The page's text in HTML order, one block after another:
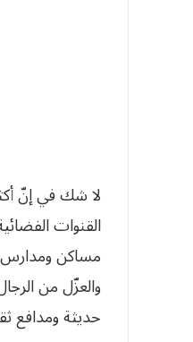
لا شك في إنّ
القنوات
مساكن ومدارس
والعزّل من
حديثة ومدافع